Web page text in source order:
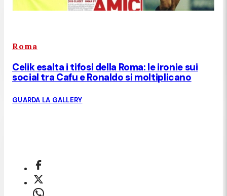
Roma
Celik esalta i tifosi della Roma: le ironie sui
social tra Cafu e Ronaldo si moltiplicano
GUARDA LA GALLERY